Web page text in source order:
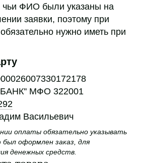
чьи ФИО были указаны на
заявки, поэтому при
нужно иметь при
МФО 322001
Васильевич
оплаты обязательно указывать
оформлен заказ, для
денежных средств.